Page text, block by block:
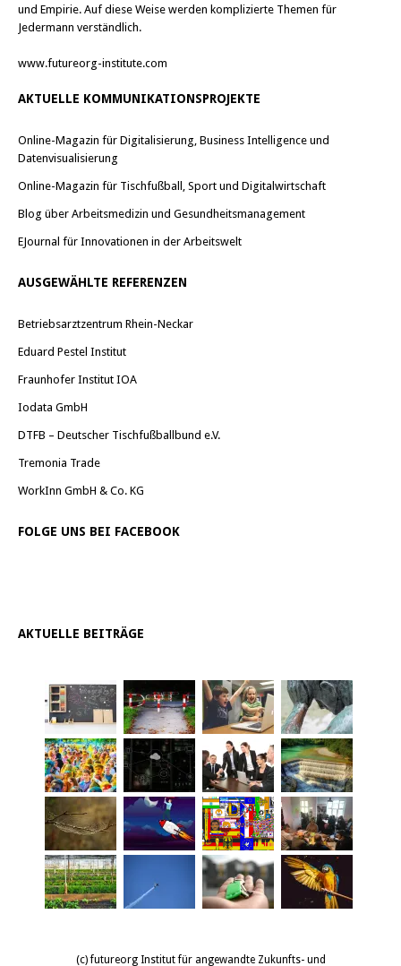
und Empirie. Auf diese Weise werden komplizierte Themen für
Jedermann verständlich.
www.futureorg-institute.com
AKTUELLE KOMMUNIKATIONSPROJEKTE
Online-Magazin für Digitalisierung, Business Intelligence und
Datenvisualisierung
Online-Magazin für Tischfußball, Sport und Digitalwirtschaft
Blog über Arbeitsmedizin und Gesundheitsmanagement
EJournal für Innovationen in der Arbeitswelt
AUSGEWÄHLTE REFERENZEN
Betriebsarztzentrum Rhein-Neckar
Eduard Pestel Institut
Fraunhofer Institut IOA
Iodata GmbH
DTFB – Deutscher Tischfußballbund e.V.
Tremonia Trade
WorkInn GmbH & Co. KG
FOLGE UNS BEI FACEBOOK
AKTUELLE BEITRÄGE
(c) futureorg Institut für angewandte Zukunfts- und